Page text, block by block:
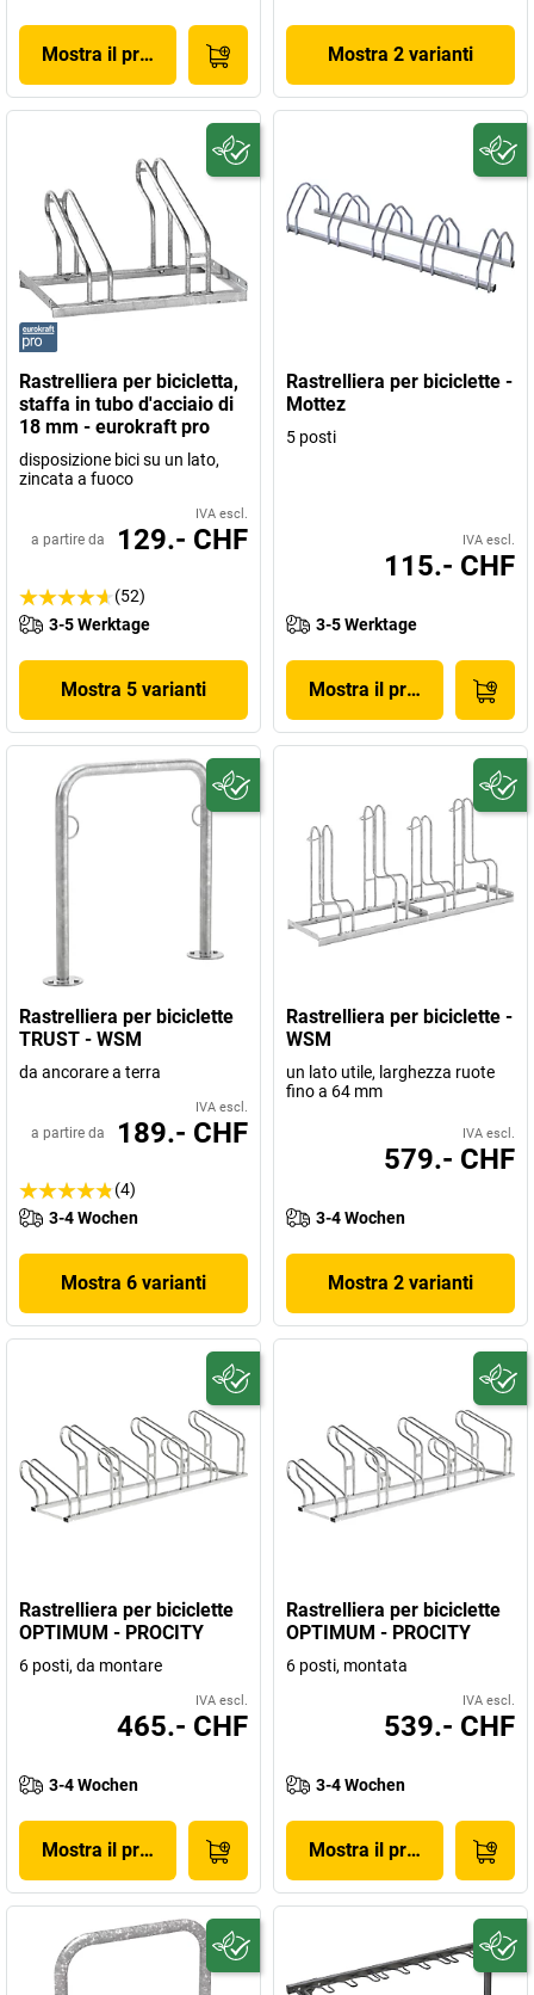
Mostra il prodotto Mostra 2 varianti
Rastrelliera per bicicletta,
staffa in tubo d'acciaio di
18 mm - eurokraft pro
disposizione bici su un lato,
zincata a fuoco
IVA escl.
a partire da 129.- CHF
(52)
3-5 Werktage
Mostra 5 varianti
Rastrelliera per biciclette -
Mottez
5 posti
IVA escl.
115.- CHF
3-5 Werktage
Mostra il prodotto
Rastrelliera per biciclette
TRUST - WSM
da ancorare a terra
IVA escl.
a partire da 189.- CHF
(4)
3-4 Wochen
Mostra 6 varianti
Rastrelliera per biciclette -
WSM
un lato utile, larghezza ruote
fino a 64 mm
IVA escl.
579.- CHF
3-4 Wochen
Mostra 2 varianti
Rastrelliera per biciclette
OPTIMUM - PROCITY
6 posti, da montare
IVA escl.
465.- CHF
3-4 Wochen
Mostra il prodotto
Rastrelliera per biciclette
OPTIMUM - PROCITY
6 posti, montata
IVA escl.
539.- CHF
3-4 Wochen
Mostra il prodotto